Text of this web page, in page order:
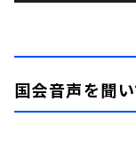
国会音声を聞